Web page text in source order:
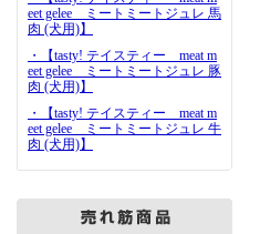
eet gelee ミートミートジュレ 馬
肉 (犬用)】
・【tasty! テイスティー meat m
eet gelee ミートミートジュレ 豚
肉 (犬用)】
・【tasty! テイスティー meat m
eet gelee ミートミートジュレ 牛
肉 (犬用)】